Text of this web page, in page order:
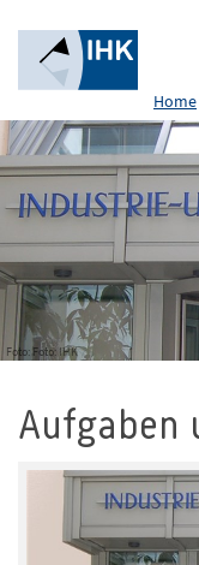
Home
Foto: Foto: IHK
Aufgaben